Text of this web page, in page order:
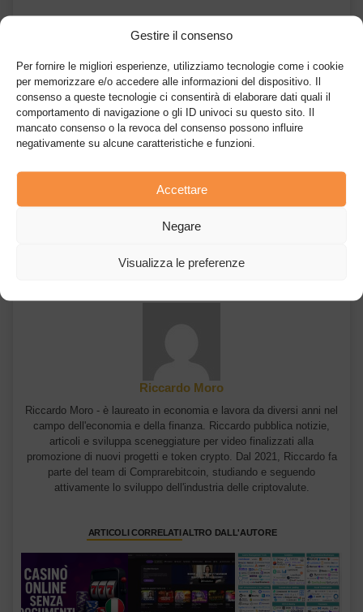
Gestire il consenso
Per fornire le migliori esperienze, utilizziamo tecnologie come i cookie
per memorizzare e/o accedere alle informazioni del dispositivo. Il
consenso a queste tecnologie ci consentirà di elaborare dati quali il
comportamento di navigazione o gli ID univoci su questo sito. Il
mancato consenso o la revoca del consenso possono influire
negativamente su alcune caratteristiche e funzioni.
Accettare
Negare
Visualizza le preferenze
Eternity. Stiamo lavorando insieme a Play Side Studios su un
disponibile sia nell’App Store di Apple che in Google Play Store”.
A questo punto, non ci resta quindi che aspettare.
Bitstamp arriva finalmente anche
in Italia: ottenuta l’approvazione
Riccardo Moro
Riccardo Moro - è laureato in economia e lavora da diversi anni nel
campo dell'economia e della finanza. Riccardo pubblica notizie,
articoli e sviluppa sceneggiature per video finalizzati alla
promozione di nuovi progetti e token crypto. Dal 2021, Riccardo fa
parte del team di Comprarebitcoin, studiando e seguendo
attivamente lo sviluppo dell'industria delle criptovalute.
ARTICOLI CORRELATI ALTRO DALL'AUTORE